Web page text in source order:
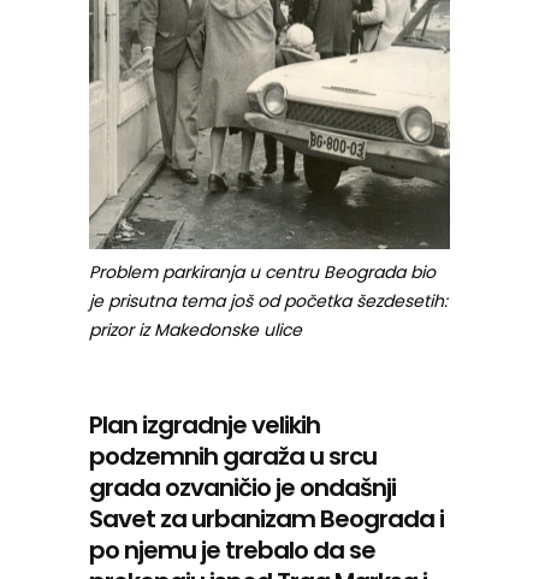
Problem parkiranja u centru Beograda bio
je prisutna tema još od početka šezdesetih:
prizor iz Makedonske ulice
Plan izgradnje velikih
podzemnih garaža u srcu
grada ozvaničio je ondašnji
Savet za urbanizam Beograda i
po njemu je trebalo da se